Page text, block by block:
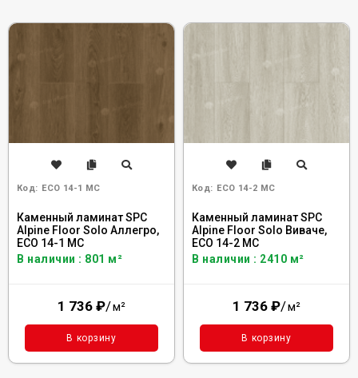
Код: ECO 14-1 MC
Каменный ламинат SPC
Alpine Floor Solo Аллегро,
ЕСО 14-1 MC
В наличии : 801 м²
1 736 ₽/м²
В корзину
Код: ECO 14-2 MC
Каменный ламинат SPC
Alpine Floor Solo Виваче,
ЕСО 14-2 MC
В наличии : 2410 м²
1 736 ₽/м²
В корзину